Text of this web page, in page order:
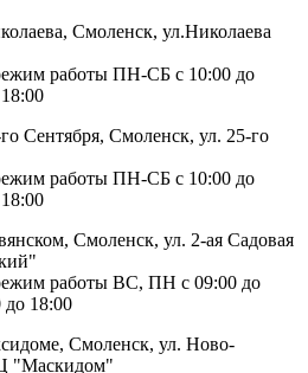
Смоленск, ул.Николаева
работы ПН-СБ с 10:00 до
Сентября, Смоленск, ул. 25-го
работы ПН-СБ с 10:00 до
Смоленск, ул. 2-ая Садовая
работы ВС, ПН с 09:00 до
18:00
Смоленск, ул. Ново-
"Маскидом"